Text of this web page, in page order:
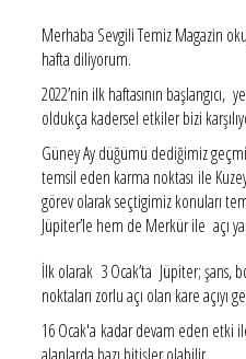
Merhaba Sevgili Temiz Magazin
hafta diliyorum.
2022’nin ilk haftasının
oldukça kadersel etkiler bizi
Güney Ay düğümü dediğimiz
temsil eden karma noktası ile
görev olarak seçtigimiz konuları
Jüpiter’le hem de Merkür ile açı
İlk olarak 3 Ocak’ta Jüpiter; şans,
noktaları zorlu açı olan kare açıyı
16 Ocak'a kadar devam eden etki